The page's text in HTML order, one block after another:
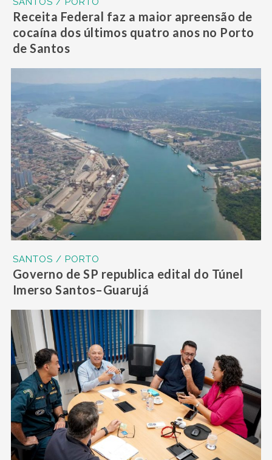
Receita Federal faz a maior apreensão de
cocaína dos últimos quatro anos no Porto
de Santos
SANTOS / PORTO
Governo de SP republica edital do Túnel
Imerso Santos–Guarujá